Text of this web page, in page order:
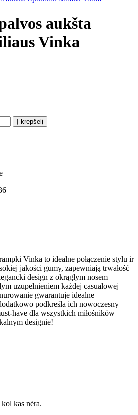
aukšta
Vinka
Į krepšelį
Vinka to idealne połączenie stylu ir
jakości gumy, zapewniają trwałość
design z okrągłym nosem
uzupełnieniem każdej casualowej
gwarantuje idealne
podkreśla ich nowoczesny
have dla wszystkich miłośników
designie!
kas nėra.